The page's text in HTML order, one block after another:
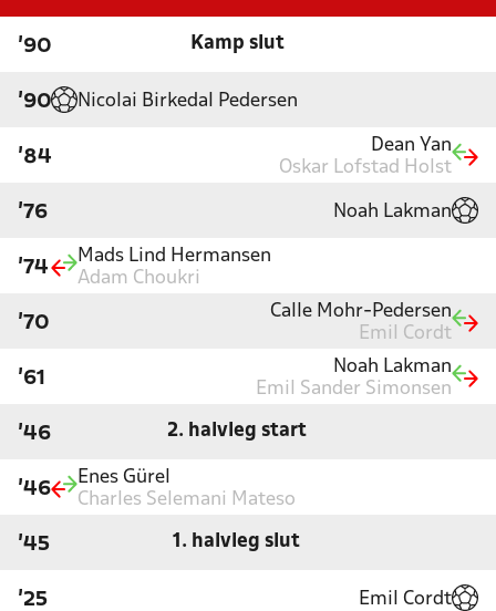
'90 Kamp slut
'90 Nicolai Birkedal Pedersen
'84
Dean Yan
Oskar Lofstad Holst
'76 Noah Lakman
'74
Mads Lind Hermansen
Adam Choukri
'70
Calle Mohr-Pedersen
Emil Cordt
'61
Noah Lakman
Emil Sander Simonsen
'46 2. halvleg start
'46
Enes Gürel
Charles Selemani Mateso
'45 1. halvleg slut
'25 Emil Cordt